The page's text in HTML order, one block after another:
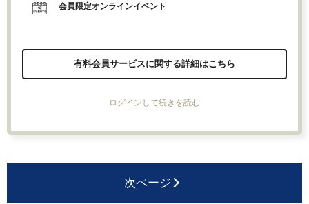
会員限定オンラインイベント
有料会員サービスに関する詳細はこちら
ログインして続きを読む
次ページ